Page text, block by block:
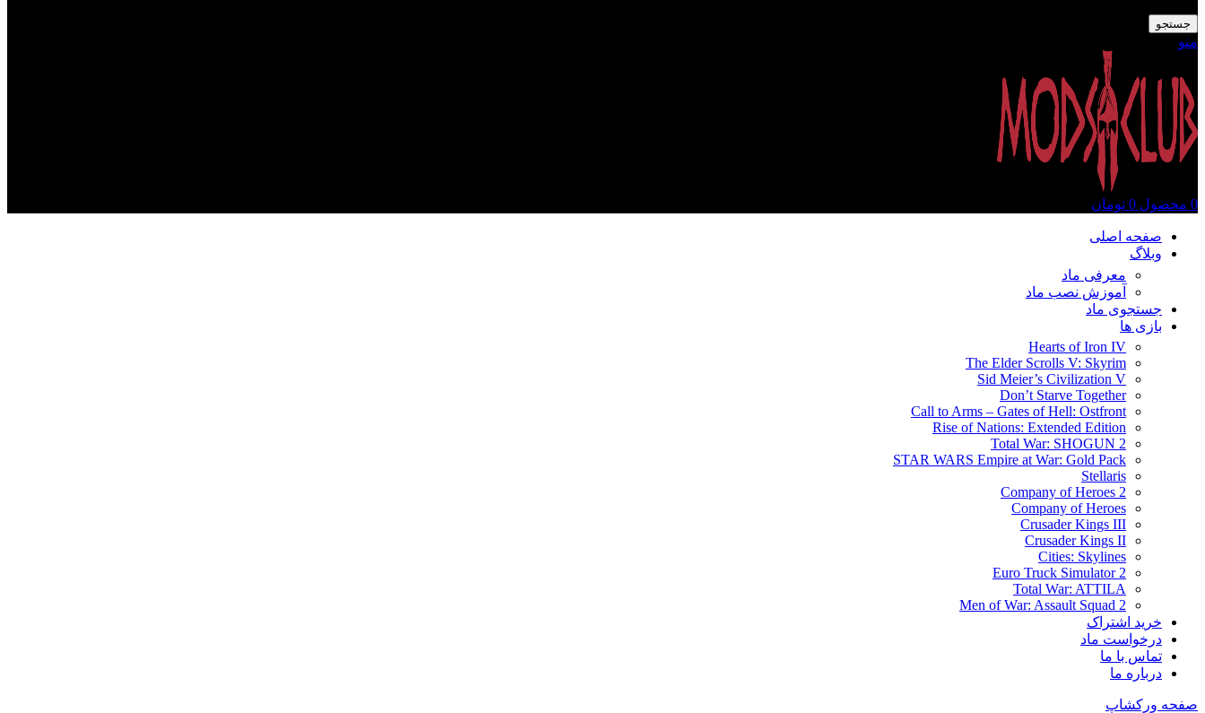
جستجو
منو
0 محصول 0 تومان
صفحه اصلی
وبلاگ
معرفی ماد
آموزش نصب ماد
جستجوی ماد
بازی ها
Hearts of Iron IV
The Elder Scrolls V: Skyrim
Sid Meier’s Civilization V
Don’t Starve Together
Call to Arms – Gates of Hell: Ostfront
Rise of Nations: Extended Edition
Total War: SHOGUN 2
STAR WARS Empire at War: Gold Pack
Stellaris
Company of Heroes 2
Company of Heroes
Crusader Kings III
Crusader Kings II
Cities: Skylines
Euro Truck Simulator 2
Total War: ATTILA
Men of War: Assault Squad 2
خرید اشتراک
درخواست ماد
تماس با ما
درباره ما
صفحه ورکشاپ